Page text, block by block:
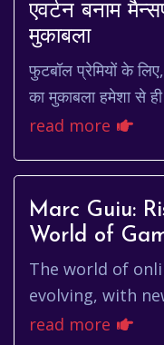
एवर्टन बनाम
मुकाबला
फुटबॉल प्रेमियों के
का मुकाबला हमेशा से
टीमें, हालांकि अलग-
read more
Marc Guiu:
World of
The world of
evolving, with
emerging
read more